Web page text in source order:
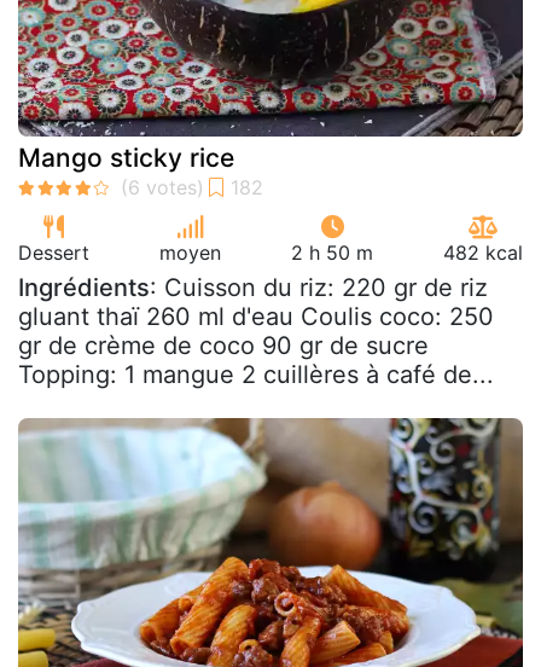
Mango sticky rice
Dessert moyen 2 h 50 m 482 kcal
Ingrédients: Cuisson du riz: 220 gr de riz
gluant thaï 260 ml d'eau Coulis coco: 250
gr de crème de coco 90 gr de sucre
Topping: 1 mangue 2 cuillères à café de...